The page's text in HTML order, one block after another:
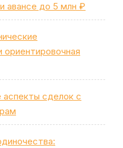
авансе до 5 млн ₽
сделок с